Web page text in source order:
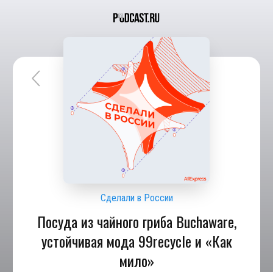
Сделали в России
Посуда из чайного гриба Buchaware,
устойчивая мода 99recycle и «Как
мило»